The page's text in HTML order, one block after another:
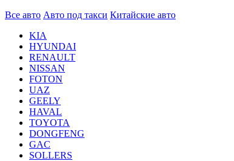
Все авто Авто под такси Китайские авто
KIA
HYUNDAI
RENAULT
NISSAN
FOTON
UAZ
GEELY
HAVAL
TOYOTA
DONGFENG
GAC
SOLLERS